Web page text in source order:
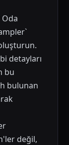
detayları
bu
bulunan
değil,